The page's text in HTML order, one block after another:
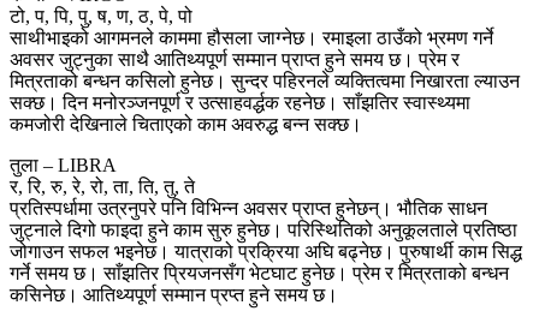
टो, प, पि, पु, ष, ण, ठ, पे, पो
साथीभाइको आगमनले काममा हौसला जाग्नेछ। रमाइला ठाउँको भ्रमण गर्ने
अवसर जुट्नुका साथै आतिथ्यपूर्ण सम्मान प्राप्त हुने समय छ। प्रेम र
मित्रताको बन्धन कसिलो हुनेछ। सुन्दर पहिरनले व्यक्तित्वमा निखारता ल्याउन
सक्छ। दिन मनोरञ्जनपूर्ण र उत्साहवर्द्धक रहनेछ। साँझतिर स्वास्थ्यमा
कमजोरी देखिनाले चिताएको काम अवरुद्ध बन्न सक्छ।
तुला – LIBRA
र, रि, रु, रे, रो, ता, ति, तु, ते
प्रतिस्पर्धामा उत्रनुपरे पनि विभिन्न अवसर प्राप्त हुनेछन्। भौतिक साधन
जुट्नाले दिगो फाइदा हुने काम सुरु हुनेछ। परिस्थितिको अनुकूलताले प्रतिष्ठा
जोगाउन सफल भइनेछ। यात्राको प्रक्रिया अघि बढ्नेछ। पुरुषार्थी काम सिद्ध
गर्ने समय छ। साँझतिर प्रियजनसँग भेटघाट हुनेछ। प्रेम र मित्रताको बन्धन
कसिनेछ। आतिथ्यपूर्ण सम्मान प्रप्त हुने समय छ।